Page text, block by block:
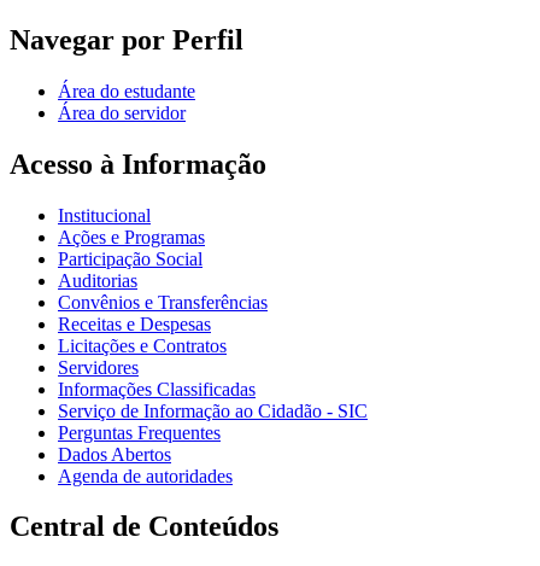
Navegar por Perfil
Área do estudante
Área do servidor
Acesso à Informação
Institucional
Ações e Programas
Participação Social
Auditorias
Convênios e Transferências
Receitas e Despesas
Licitações e Contratos
Servidores
Informações Classificadas
Serviço de Informação ao Cidadão - SIC
Perguntas Frequentes
Dados Abertos
Agenda de autoridades
Central de Conteúdos